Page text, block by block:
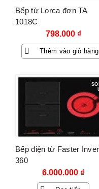
Bếp từ Lorca đơn TA
1018C
798.000 ₫
Thêm vào giỏ hàng
Bếp điện từ Faster
360
6.000.000 ₫